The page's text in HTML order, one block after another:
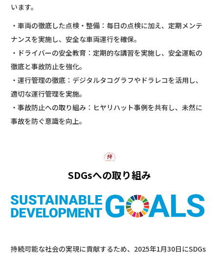
います。
・車両の徹底した点検・整備：毎日の点検に加え、定期メンテ
ナンスを実施し、安全な車両運行を確保。
・ドライバーの安全教育：定期的な講習を実施し、安全運転の
徹底と事故防止を強化。
・運行管理の徹底：デジタルタコグラフやドラレコを活用し、
適切な運行管理を実施。
・事故防止への取り組み：ヒヤリハット事例を共有し、未然に
事故を防ぐ意識を向上。
SDGsへの取り組み
持続可能な社会の実現に貢献するため、2025年1月30日にSDGs